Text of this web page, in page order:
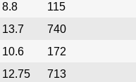
8.8 115
13.7 740
10.6 172
12.75 713